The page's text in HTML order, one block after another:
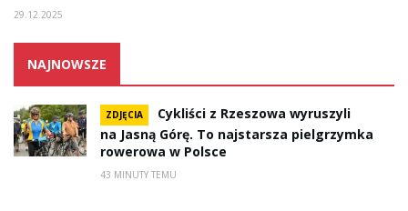
29.12.2025
NAJNOWSZE
ZDJĘCIA
Cykliści z Rzeszowa wyruszyli
na Jasną Górę. To najstarsza pielgrzymka
rowerowa w Polsce
43 MINUTY TEMU